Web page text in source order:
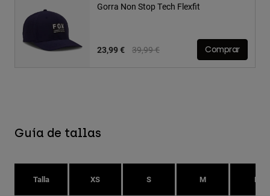
Gorra Non Stop Tech Flexfit
Price reduced from
39,99 €to
23,99 € Comprar
Guía de tallas
Talla XS S M L